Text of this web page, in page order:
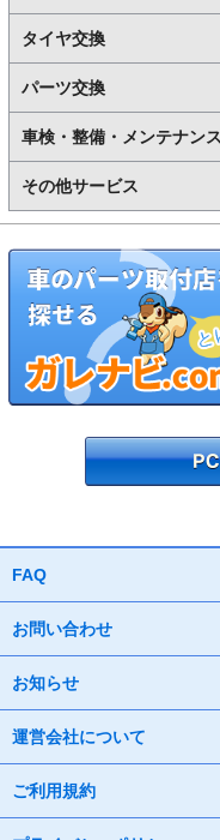
タイヤ交換
パーツ交換
車検・整備・メンテナンス
その他サービス
FAQ
お問い合わせ
お知らせ
運営会社について
ご利用規約